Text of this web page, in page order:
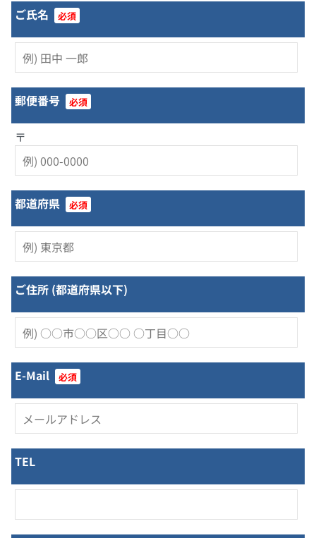
ご氏名 必須
郵便番号 必須
〒
都道府県 必須
ご住所 (都道府県以下)
E-Mail 必須
TEL